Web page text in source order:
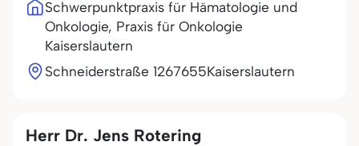
Schwerpunktpraxis für Hämatologie und
Onkologie, Praxis für Onkologie
Kaiserslautern
Schneiderstraße 1267655Kaiserslautern
Herr Dr. Jens Rotering